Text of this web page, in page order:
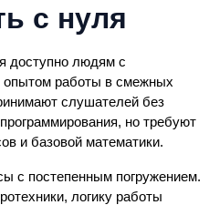
с нуля
доступно людям с
опытом работы в смежных
слушателей без
но требуют
и базовой математики.
с постепенным погружением.
логику работы